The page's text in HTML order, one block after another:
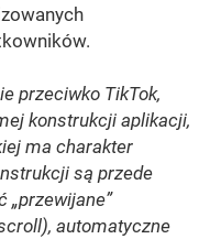
przeciwko TikTok,
konstrukcji aplikacji,
ma charakter
są przede
„przewijane”
automatyczne